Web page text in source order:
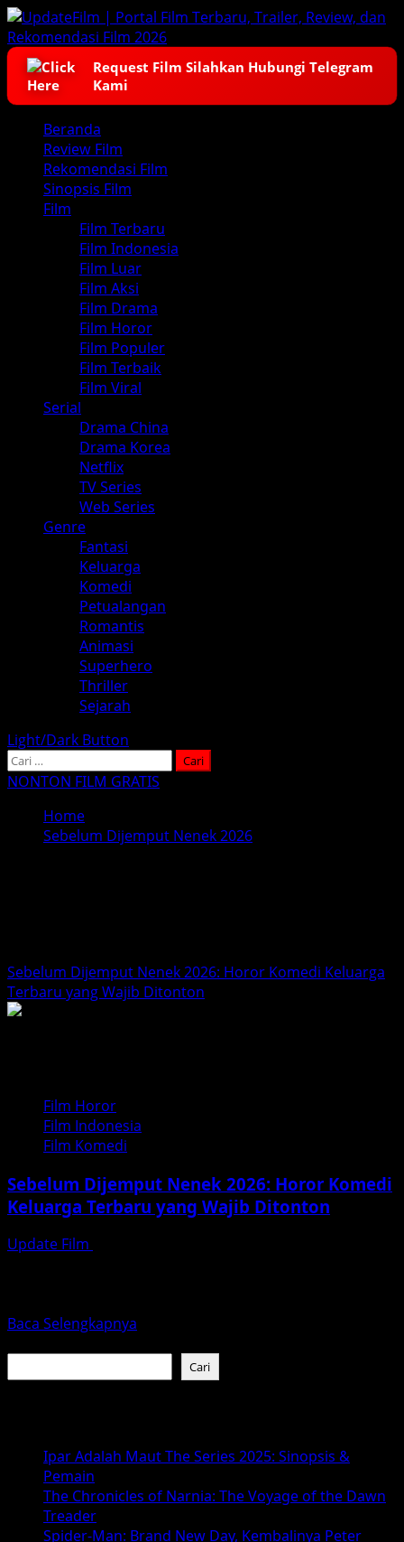
Skip
to
content
Request Film Silahkan Hubungi Telegram
Kami
Primary
Menu
Beranda
Review Film
Rekomendasi Film
Sinopsis Film
Film
Film Terbaru
Film Indonesia
Film Luar
Film Aksi
Film Drama
Film Horor
Film Populer
Film Terbaik
Film Viral
Serial
Drama China
Drama Korea
Netflix
TV Series
Web Series
Genre
Fantasi
Keluarga
Komedi
Petualangan
Romantis
Animasi
Superhero
Thriller
Sejarah
Light/Dark Button
Cari
untuk:
NONTON FILM GRATIS
Home
Sebelum Dijemput Nenek 2026
Sebelum Dijemput Nenek 2026: Horor Komedi Keluarga
Terbaru yang Wajib Ditonton
Film Horor
Film Indonesia
Film Komedi
Sebelum Dijemput Nenek 2026: Horor Komedi
Keluarga Terbaru yang Wajib Ditonton
Update Film
Baca Selengkapnya
Sebelum
Horor
Keluarga
Cari
Ipar Adalah Maut The Series 2025: Sinopsis &
Pemain
The Chronicles of Narnia: The Voyage of the Dawn
Treader
Spider-Man: Brand New Day, Kembalinya Peter